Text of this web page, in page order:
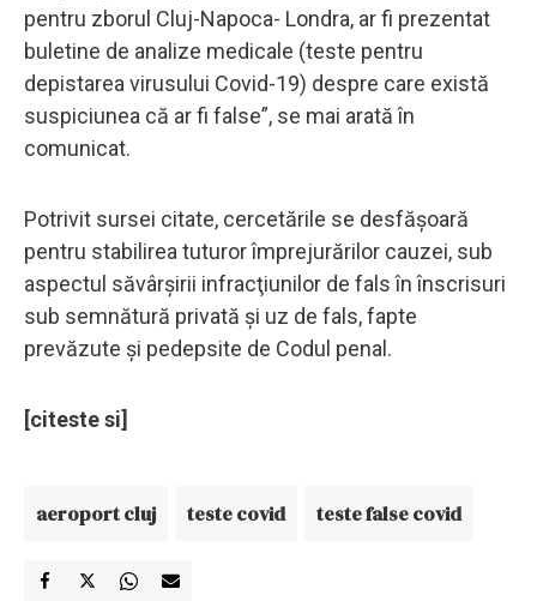
pentru zborul Cluj-Napoca- Londra, ar fi prezentat
buletine de analize medicale (teste pentru
depistarea virusului Covid-19) despre care există
suspiciunea că ar fi false”, se mai arată în
comunicat.
Potrivit sursei citate, cercetările se desfăşoară
pentru stabilirea tuturor împrejurărilor cauzei, sub
aspectul săvârşirii infracţiunilor de fals în înscrisuri
sub semnătură privată şi uz de fals, fapte
prevăzute şi pedepsite de Codul penal.
[citeste si]
aeroport cluj teste covid teste false covid